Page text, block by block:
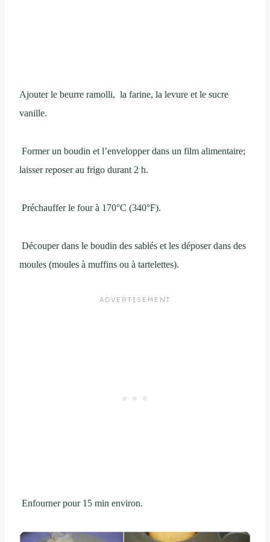
Ajouter le beurre ramolli, la farine, la levure et le sucre
vanille.
Former un boudin et l’envelopper dans un film alimentaire;
laisser reposer au frigo durant 2 h.
Préchauffer le four à 170°C (340°F).
Découper dans le boudin des sablés et les déposer dans des
moules (moules à muffins ou à tartelettes).
Enfourner pour 15 min environ.